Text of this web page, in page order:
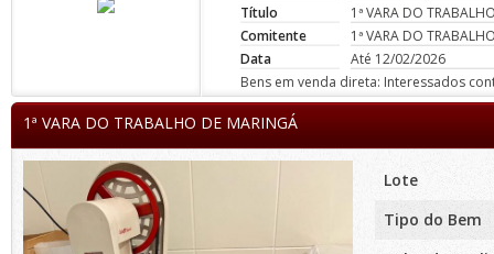
Título
1ª VARA DO
Comitente
1ª VARA DO
Data
Até 12/02/2026
Bens em venda direta: Interessados
1ª VARA DO TRABALHO DE MARINGÁ
Lote
Tipo do Bem